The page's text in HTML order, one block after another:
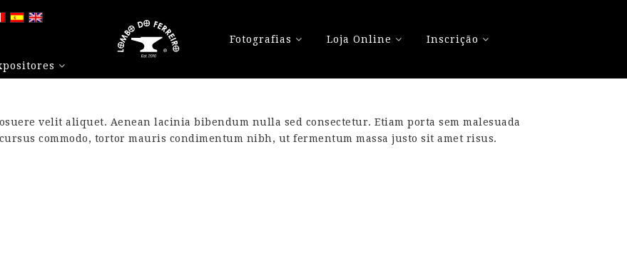
Fotografias Loja Online Inscrição
velit aliquet. Aenean lacinia bibendum nulla sed consectetur. Etiam porta sem malesuada
commodo, tortor mauris condimentum nibh, ut fermentum massa justo sit amet risus.